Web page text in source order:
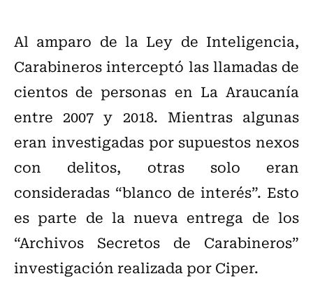
Al amparo de la Ley de Inteligencia,
Carabineros interceptó las llamadas de
cientos de personas en La Araucanía
entre 2007 y 2018. Mientras algunas
eran investigadas por supuestos nexos
con delitos, otras solo eran
consideradas “blanco de interés”. Esto
es parte de la nueva entrega de los
“Archivos Secretos de Carabineros”
investigación realizada por Ciper.